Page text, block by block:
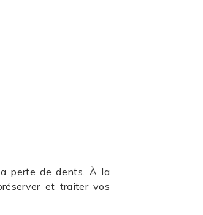
perte de dents. À la
et traiter vos